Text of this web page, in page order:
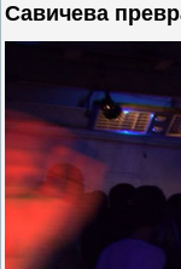
Савичева